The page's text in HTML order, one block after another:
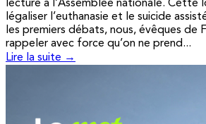
lecture à l’Assemblée nationale. Cette
légaliser l’euthanasie et le suicide
les premiers débats, nous, évêques de
rappeler avec force qu’on ne prend...
Lire la suite →